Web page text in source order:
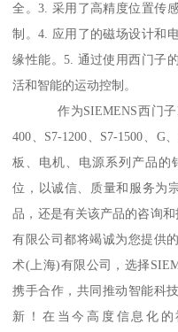
全。3. 采用了高精度位置传
制。4. 应用了的磁场设计和
缘性能。5. 通过使用西门子
活和智能的运动控制。
作为SIEMENS西门子
400、S7-1200、S7-1500、
板、电机、电源系列产品的
位，以诚信、质量和服务为
品，还是有关该产品的咨询
有限公司都将竭诚为您提供
术(上海)有限公司，选择
携手合作，共同推动智能科
新！在当今高度信息化的